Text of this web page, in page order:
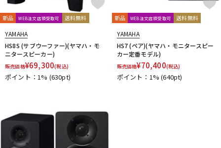
新品 WEB注文店頭受取可 送料無料
YAMAHA
HS8S (サブウーファー)(ヤマハ・モ
ニタースピーカー)
販売価格¥69,300(税込)
ポイント：1% (630pt)
新品 WEB注文店頭受取可 送料無料
YAMAHA
HS7 (ペア)(ヤマハ・モニタースピー
カー定番モデル)
販売価格¥70,400(税込)
ポイント：1%(640pt)